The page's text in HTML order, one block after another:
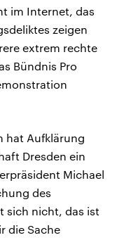
im Internet, das
zeigen
extrem rechte
Bündnis Pro
hat Aufklärung
Dresden ein
Michael
des
sich nicht, das ist
die Sache